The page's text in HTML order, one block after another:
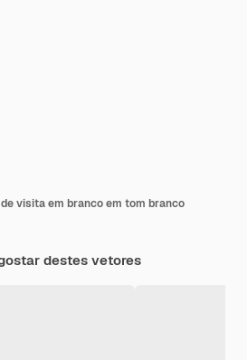
visita em branco em tom branco
destes vetores